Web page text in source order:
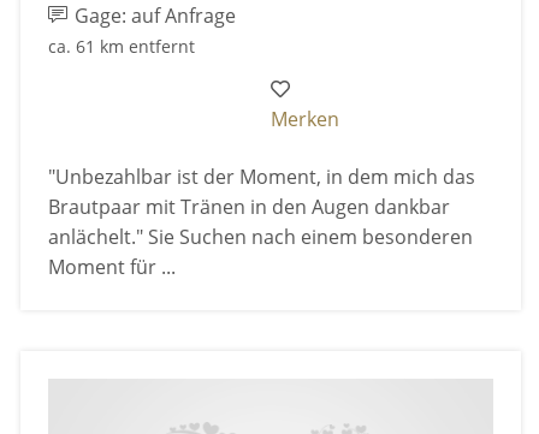
Gage: auf Anfrage
ca. 61 km entfernt
Merken
"Unbezahlbar ist der Moment, in dem mich das
Brautpaar mit Tränen in den Augen dankbar
anlächelt." Sie Suchen nach einem besonderen
Moment für ...